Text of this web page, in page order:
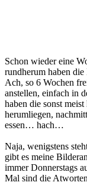
Schon wieder eine
rundherum haben
Ach, so 6 Wochen
anstellen, einfach in
haben die sonst
herumliegen,
essen… hach…
Naja, wenigstens
gibt es meine
immer Donnerstags
Mal sind die